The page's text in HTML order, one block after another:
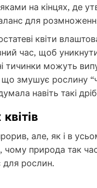
на кінцях, де
для
квіти
час, щоб
тичинки можуть
що змушує рослину
навіть такі
але, як і в
чому природа так
для рослин.